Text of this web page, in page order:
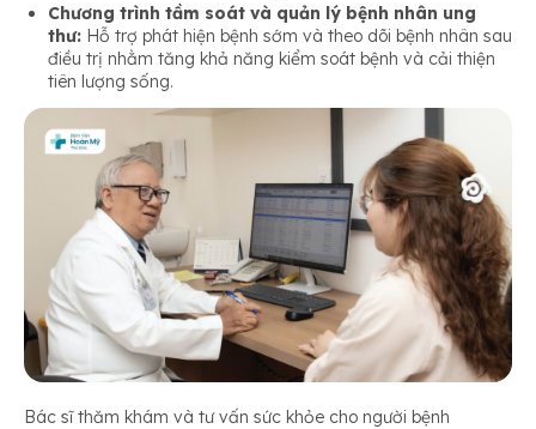
Chương trình tầm soát và quản lý bệnh nhân ung
thư: Hỗ trợ phát hiện bệnh sớm và theo dõi bệnh nhân sau
điều trị nhằm tăng khả năng kiểm soát bệnh và cải thiện
tiên lượng sống.
Bác sĩ thăm khám và tư vấn sức khỏe cho người bệnh